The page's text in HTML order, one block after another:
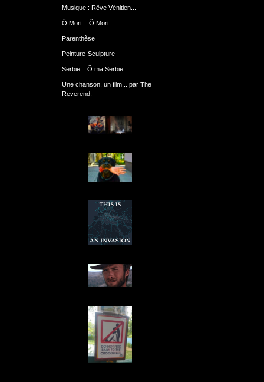
Musique : Rêve Vénitien...
Ô Mort... Ô Mort...
Parenthèse
Peinture-Sculpture
Serbie... Ô ma Serbie...
Une chanson, un film... par The
Reverend.